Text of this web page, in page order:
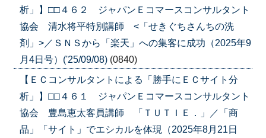
析」】□□４６２ ジャパンＥコマースコンサルタント
協会 清水将平特別講師 <「せきぐちさんちの洗
剤」>／ＳＮＳから「楽天」への集客に成功（2025年9
月4日号）('25/09/08) (0840)
【ＥＣコンサルタントによる「勝手にＥＣサイト分
析」】□□４６１ ジャパンＥコマースコンサルタント
協会 豊島恵太客員講師 「ＴＵＴＩＥ．」／「商
品」「サイト」でエシカルを体現（2025年8月21日